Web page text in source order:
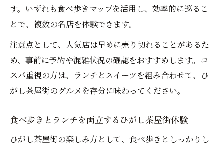
す。いずれも食べ歩きマップを活用し、効率的に巡るこ
とで、複数の名店を体験できます。
注意点として、人気店は早めに売り切れることがあるた
め、事前に予約や混雑状況の確認をおすすめします。コ
スパ重視の方は、ランチとスイーツを組み合わせて、ひ
がし茶屋街のグルメを存分に味わってください。
食べ歩きとランチを両立するひがし茶屋街体験
ひがし茶屋街の楽しみ方として、食べ歩きとしっかりし